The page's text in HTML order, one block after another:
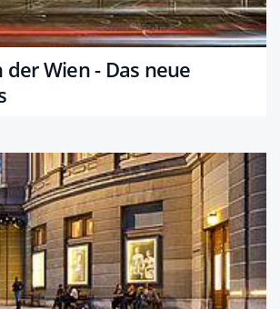
Wien - Das neue